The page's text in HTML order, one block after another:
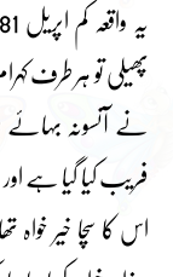
پھیلی تو ہر طرف
نے آنسونہ بہائے
فریب کیا گیا ہے اور
اس کا سچا خیر خواہ